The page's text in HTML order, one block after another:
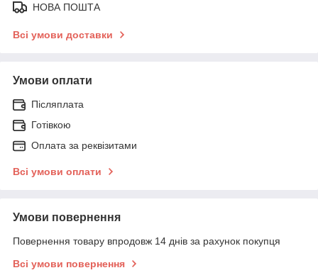
НОВА ПОШТА
Всі умови доставки
Умови оплати
Післяплата
Готівкою
Оплата за реквізитами
Всі умови оплати
Умови повернення
Повернення товару впродовж 14 днів за рахунок покупця
Всі умови повернення